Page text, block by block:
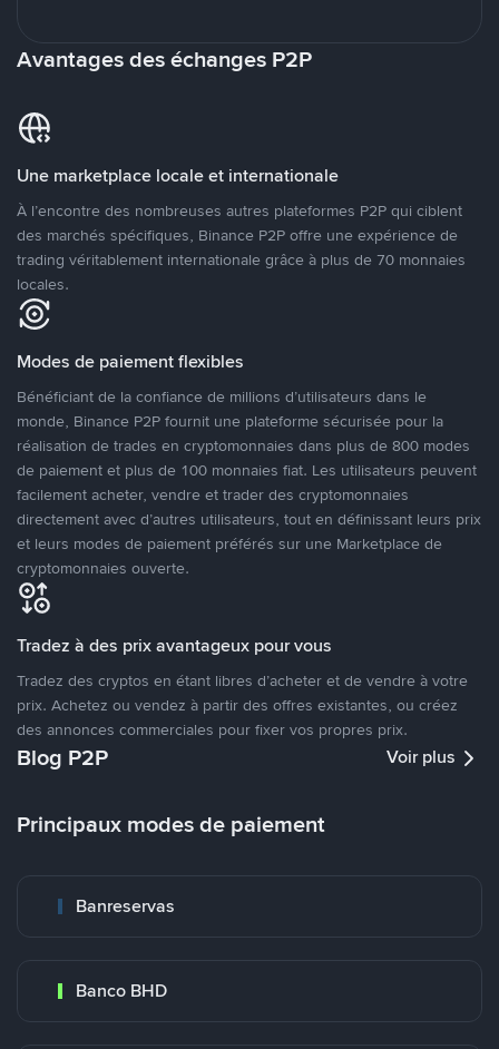
Avantages des échanges P2P
Une marketplace locale et internationale
À l’encontre des nombreuses autres plateformes P2P qui ciblent
des marchés spécifiques, Binance P2P offre une expérience de
trading véritablement internationale grâce à plus de 70 monnaies
locales.
Modes de paiement flexibles
Bénéficiant de la confiance de millions d’utilisateurs dans le
monde, Binance P2P fournit une plateforme sécurisée pour la
réalisation de trades en cryptomonnaies dans plus de 800 modes
de paiement et plus de 100 monnaies fiat. Les utilisateurs peuvent
facilement acheter, vendre et trader des cryptomonnaies
directement avec d’autres utilisateurs, tout en définissant leurs prix
et leurs modes de paiement préférés sur une Marketplace de
cryptomonnaies ouverte.
Tradez à des prix avantageux pour vous
Tradez des cryptos en étant libres d’acheter et de vendre à votre
prix. Achetez ou vendez à partir des offres existantes, ou créez
des annonces commerciales pour fixer vos propres prix.
Blog P2P Voir plus
Principaux modes de paiement
Banreservas
Banco BHD